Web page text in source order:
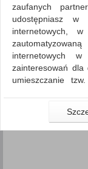
Sortuj po
zaufanych
udostępniasz
internetowych, w
internetowych
zainteresowań
umieszczanie
Jeśli nie chcesz
„Szczegóły”,
zrobić . Te same
naszą polityką
W przypadku